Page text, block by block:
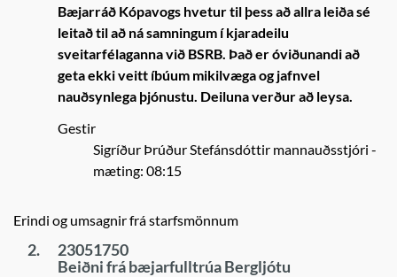
Bæjarráð Kópavogs hvetur til þess að allra leiða sé
leitað til að ná samningum í kjaradeilu
sveitarfélaganna við BSRB. Það er óviðunandi að
geta ekki veitt íbúum mikilvæga og jafnvel
nauðsynlega þjónustu. Deiluna verður að leysa.
Gestir
Sigríður Þrúður Stefánsdóttir mannauðsstjóri -
mæting: 08:15
Erindi og umsagnir frá starfsmönnum
2.
23051750
Beiðni frá bæjarfulltrúa Bergljótu